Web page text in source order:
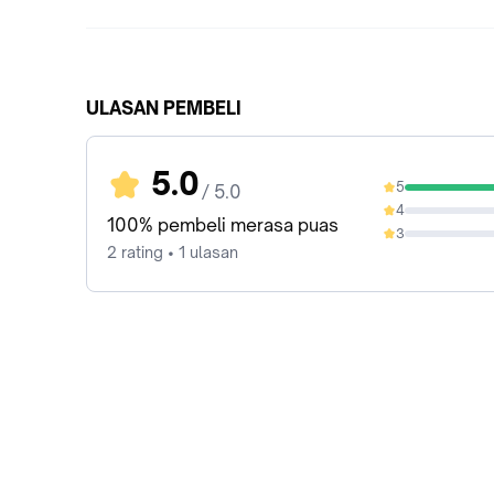
ULASAN PEMBELI
5.0 / 5.0
100% pembeli merasa puas
2 rating • 1 ulasan
5
100%
4
0%
3
0%